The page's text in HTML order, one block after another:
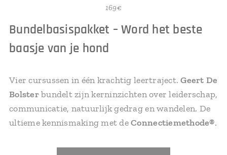
169€
Bundelbasispakket – Word het beste
baasje van je hond
Vier cursussen in één krachtig leertraject.Geert De
Bolsterbundelt zijn kerninzichten over leiderschap,
communicatie, natuurlijk gedrag en wandelen. De
ultieme kennismaking met deConnectiemethode®.